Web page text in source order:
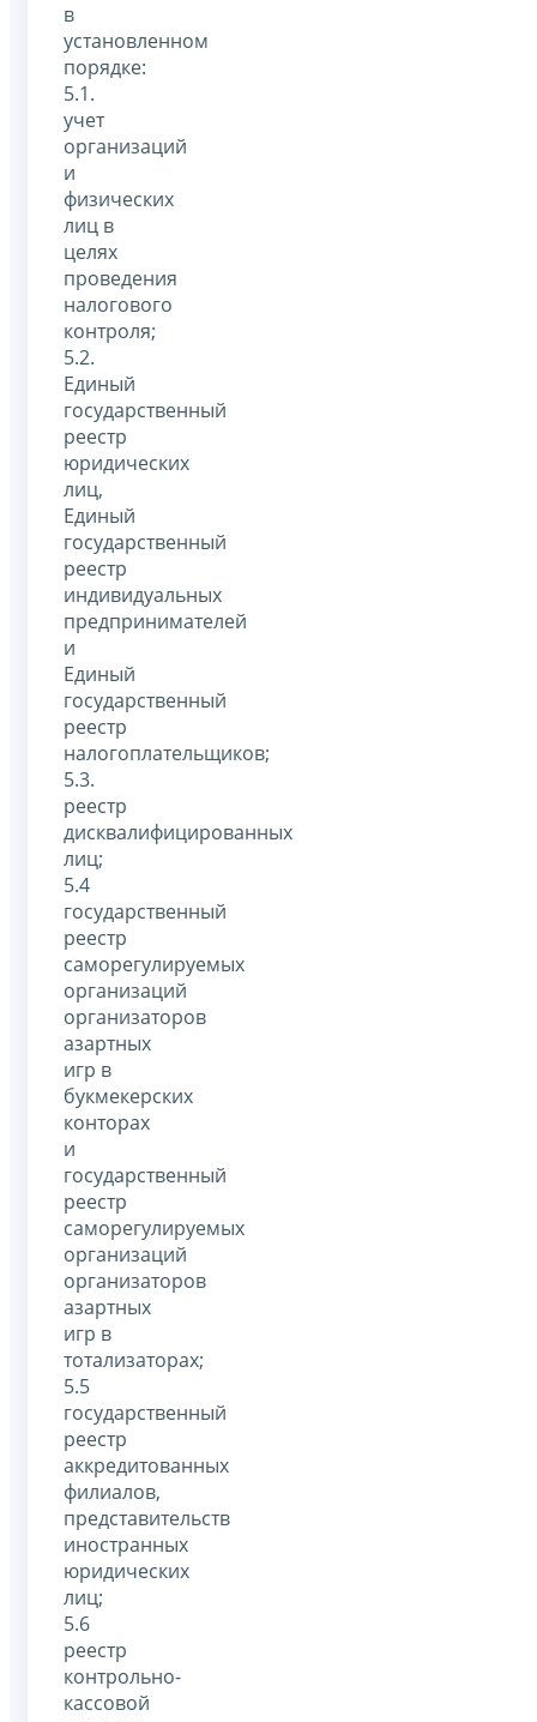
в
установленном
порядке:
5.1.
учет
организаций
и
физических
лиц в
целях
проведения
налогового
контроля;
5.2.
Единый
государственный
реестр
юридических
лиц,
Единый
государственный
реестр
индивидуальных
предпринимателей
и
Единый
государственный
реестр
налогоплательщиков;
5.3.
реестр
дисквалифицированных
лиц;
5.4
государственный
реестр
саморегулируемых
организаций
организаторов
азартных
игр в
букмекерских
конторах
и
государственный
реестр
саморегулируемых
организаций
организаторов
азартных
игр в
тотализаторах;
5.5
государственный
реестр
аккредитованных
филиалов,
представительств
иностранных
юридических
лиц;
5.6
реестр
контрольно-
кассовой